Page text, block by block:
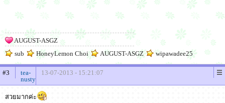
AUGUST-ASGZ
sub
HoneyLemon Choi AUGUST-ASGZ wipawadee25
#3
tea-
nusty
13-07-2013 - 15:21:07
สวยมากค่ะ